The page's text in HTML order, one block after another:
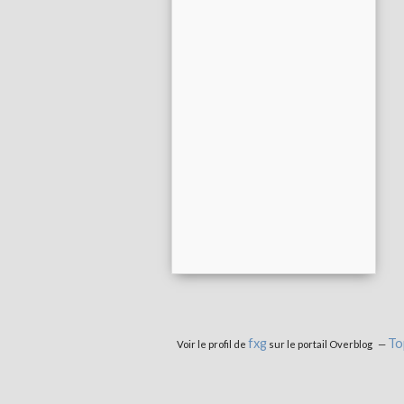
Voir le profil de fxgsur le portail Overblog